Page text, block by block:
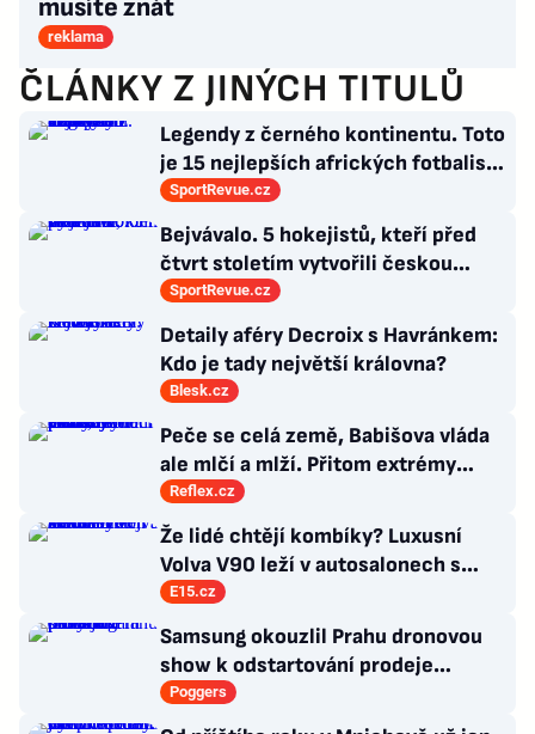
musíte znát
reklama
ČLÁNKY Z JINÝCH TITULŮ
Legendy z černého kontinentu. Toto
je 15 nejlepších afrických fotbalistů
všech dob
SportRevue.cz
Bejvávalo. 5 hokejistů, kteří před
čtvrt stoletím vytvořili českou
kolonii v Ottawě
SportRevue.cz
Detaily aféry Decroix s Havránkem:
Kdo je tady největší královna?
Blesk.cz
Peče se celá země, Babišova vláda
ale mlčí a mlží. Přitom extrémy
počasí jsou trvalými problémy
Česka
Reflex.cz
Že lidé chtějí kombíky? Luxusní
Volva V90 leží v autosalonech s
milionovou slevou
E15.cz
Samsung okouzlil Prahu dronovou
show k odstartování prodeje
nových produktů
Poggers